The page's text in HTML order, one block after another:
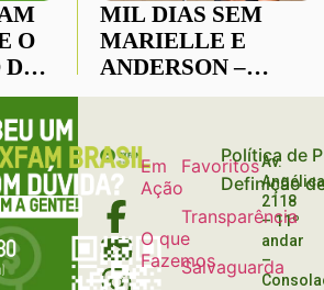
O
DE
DO
MIL DIAS SEM
MARIELLE E
ANDERSON –
QUEM MANDOU
Em
Ação
O que
Fazemos
Favoritos
Transparência
Salvaguarda
Política de
Definição
Av.
2118
– 11º
andar
–